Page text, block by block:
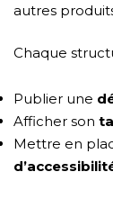
autres
Chaque
Publier une
Afficher son
Mettre en